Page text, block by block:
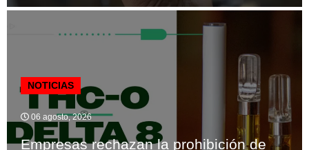
NOTICIAS
06 agosto, 2026
Empresas rechazan la prohibición de